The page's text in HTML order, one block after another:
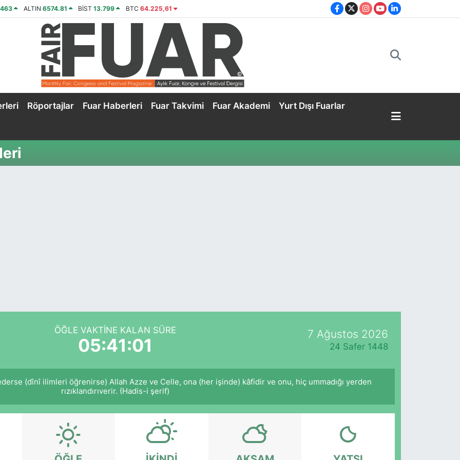
ALTIN 6574.81 BİST13.799 BTC 64.225,61
Röportajlar Fuar Haberleri Fuar Takvimi Fuar Akademi Yurt Dışı Fuarlar
ÖĞLE VAKTINE KALAN SÜRE
05:41:01
7 Ağustos 2026
24 Safer 1448
(dînî ilimleri öğrenirse) Allah Azze ve Celle, ona (her işinde) kâfidir ve onu, hiç ummadığı yerden
rızıklandırıverir. (Hadis-i şerif)